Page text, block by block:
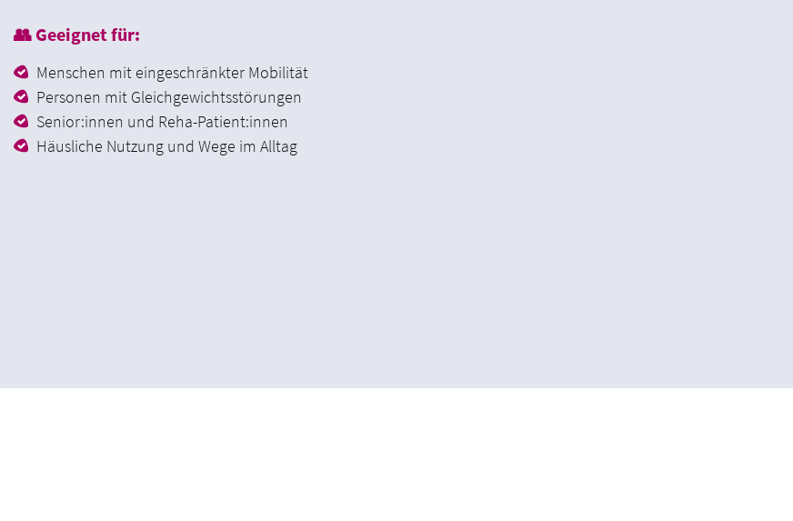
👥 Geeignet für:
Menschen mit eingeschränkter Mobilität
Personen mit Gleichgewichtsstörungen
Senior:innen und Reha-Patient:innen
Häusliche Nutzung und Wege im Alltag